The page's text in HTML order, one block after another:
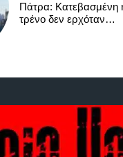
Πάτρα: Κατεβασμένη
τρένο δεν ερχόταν…